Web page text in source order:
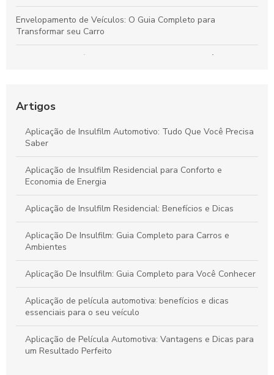
Envelopamento de Veículos: O Guia Completo para
Transformar seu Carro
Aplicação De Películas De Segurança: O Que Você Precisa
Seguros
Artigos
Aplicação de Insulfilm Automotivo: Tudo Que Você Precisa
Saber
Aplicação de Insulfilm Residencial para Conforto e
Economia de Energia
Aplicação de Insulfilm Residencial: Benefícios e Dicas
Aplicação De Insulfilm: Guia Completo para Carros e
Ambientes
Aplicação De Insulfilm: Guia Completo para Você Conhecer
Aplicação de película automotiva: benefícios e dicas
essenciais para o seu veículo
Aplicação de Película Automotiva: Vantagens e Dicas para
um Resultado Perfeito